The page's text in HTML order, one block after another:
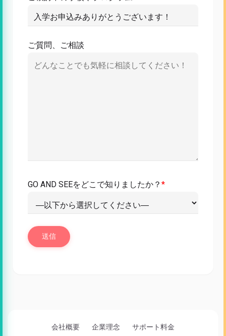
ご質問、ご相談
GO AND SEEをどこで知りましたか？ *
会社概要 企業理念 サポート料金